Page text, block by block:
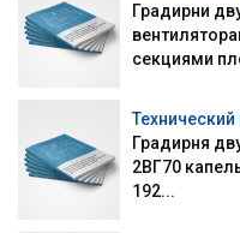
Градирни
секциями
Градирня
2ВГ70
192...